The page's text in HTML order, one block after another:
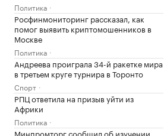
Политика
Росфинмониторинг рассказал, как
помог выявить криптомошенников в
Москве
Политика
Андреева проиграла 34-й ракетке мира
в третьем круге турнира в Торонто
Спорт
РПЦ ответила на призыв уйти из
Африки
Политика
Минпромторг сообщил об изучении